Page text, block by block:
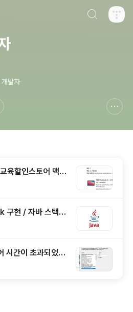
발자
할인스토어 맥북
구현 / 자바 스택
간이 초과되었습
니다. 문제 해결 방